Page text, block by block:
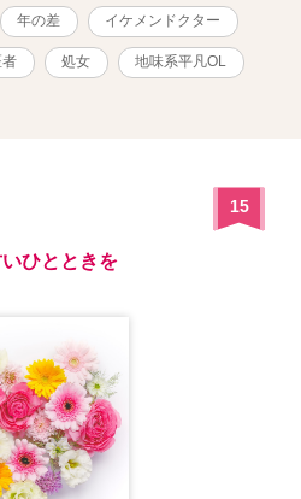
いただけたら嬉しいです ※歯科医院
です、治療行為や歯科医院を否定
年の差 イケメンドクター
処女 地味系平凡OL
15
ひとときを